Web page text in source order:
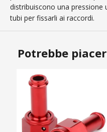
distribuiscono una pressione
tubi per fissarli ai raccordi.
Potrebbe